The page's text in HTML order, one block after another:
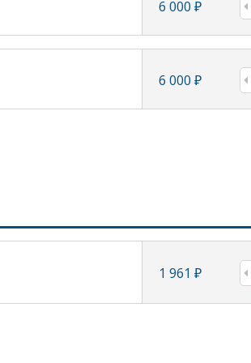
6 000 ₽
6 000 ₽
1 961 ₽